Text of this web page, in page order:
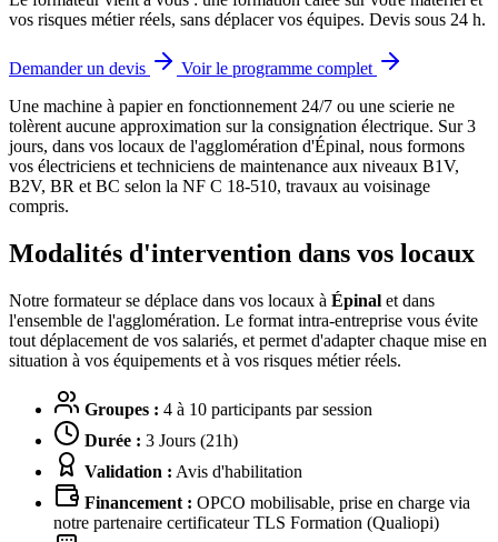
vos risques métier réels, sans déplacer vos équipes. Devis sous 24 h.
Demander un devis
Voir le programme complet
Une machine à papier en fonctionnement 24/7 ou une scierie ne
tolèrent aucune approximation sur la consignation électrique. Sur 3
jours, dans vos locaux de l'agglomération d'Épinal, nous formons
vos électriciens et techniciens de maintenance aux niveaux B1V,
B2V, BR et BC selon la NF C 18-510, travaux au voisinage
compris.
Modalités d'intervention dans vos locaux
Notre formateur se déplace dans vos locaux à Épinal et dans
l'ensemble de l'agglomération. Le format intra-entreprise vous évite
tout déplacement de vos salariés, et permet d'adapter chaque mise en
situation à vos équipements et à vos risques métier réels.
Groupes : 4 à 10 participants par session
Durée : 3 Jours (21h)
Validation : Avis d'habilitation
Financement : OPCO mobilisable, prise en charge via
notre partenaire certificateur TLS Formation (Qualiopi)